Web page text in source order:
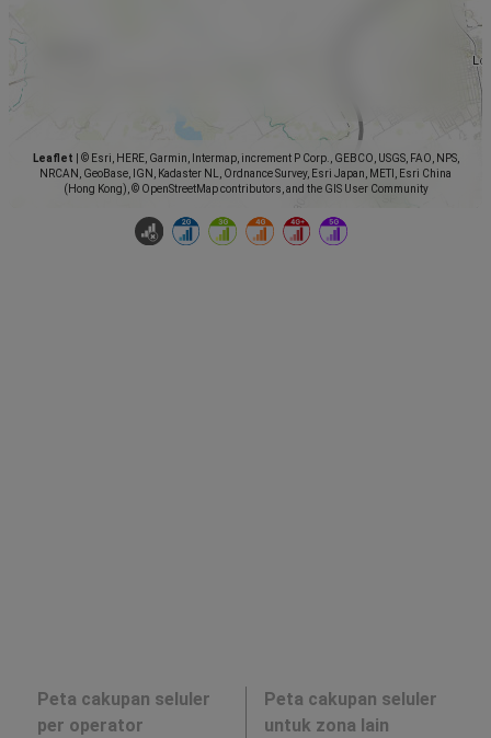
Leaflet
© Esri, HERE, Garmin, Intermap, increment P Corp., GEBCO, USGS, FAO, NPS,
NRCAN, GeoBase, IGN, Kadaster NL, Ordnance Survey, Esri Japan, METI, Esri China
(Hong Kong), © OpenStreetMap contributors, and the GIS User Community
Peta cakupan seluler
per operator
Peta cakupan seluler
untuk zona lain